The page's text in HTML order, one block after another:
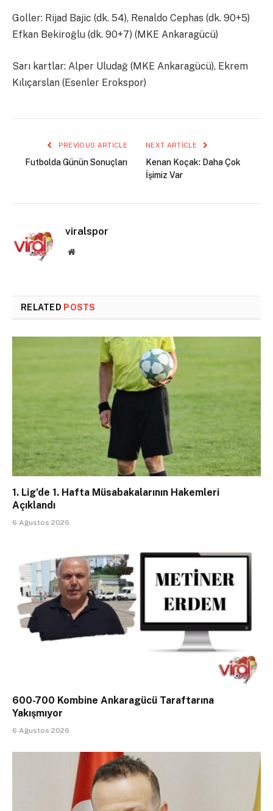
Goller: Rijad Bajic (dk. 54), Renaldo Cephas (dk. 90+5)
Efkan Bekiroğlu (dk. 90+7) (MKE Ankaragücü)
Sarı kartlar: Alper Uludağ (MKE Ankaragücü), Ekrem
Kılıçarslan (Esenler Erokspor)
PREVIOUS ARTICLE
Futbolda Günün Sonuçları
NEXT ARTICLE
Kenan Koçak: Daha Çok
İşimiz Var
viralspor
Website
RELATED POSTS
1. Lig’de 1. Hafta Müsabakalarının Hakemleri
Açıklandı
6 Ağustos 2026
600-700 Kombine Ankaragücü Taraftarına
Yakışmıyor
6 Ağustos 2026